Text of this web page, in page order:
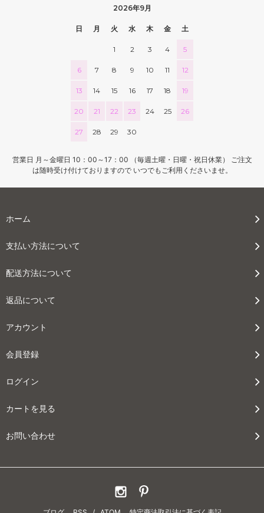
2026年9月
日 月 火 水 木 金 土
1 2 3 4 5
6 7 8 9 10 11 12
13 14 15 16 17 18 19
20 21 22 23 24 25 26
27 28 29 30
営業日 月～金曜日 10：00～17：00 （毎週土曜・日曜・祝日休業） ご注文
は随時受け付けておりますので いつでもご利用くださいませ。
ホーム
支払い方法について
配送方法について
返品について
アカウント
会員登録
ログイン
カートを見る
お問い合わせ